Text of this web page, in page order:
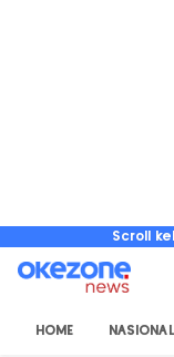
Scroll
HOME NASIONAL